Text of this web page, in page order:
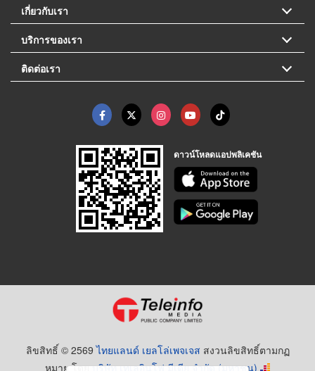
เกี่ยวกับเรา
บริการของเรา
ติดต่อเรา
ดาวน์โหลดแอปพลิเคชัน
ลิขสิทธิ์ © 2569ไทยแลนด์ เยลโล่เพจเจส สงวนลิขสิทธิ์ตามกฏ
หมาย โดยบริษัท เทเลอินโฟ มีเดีย จำกัด (มหาชน)